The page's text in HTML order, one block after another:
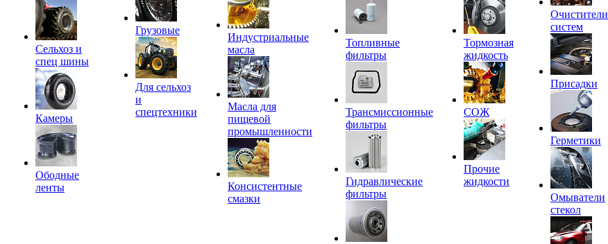
Сельхоз и
спец шины
Камеры
Ободные
ленты
Грузовые
Для сельхоз
и
спецтехники
Индустриальные
масла
Масла для
пищевой
промышленности
Консистентные
смазки
Топливные
фильтры
Трансмиссионные
фильтры
Гидравлические
фильтры
Тормозная
жидкость
СОЖ
Прочие
жидкости
Очистители
систем
Присадки
Герметики
Омыватели
стекол